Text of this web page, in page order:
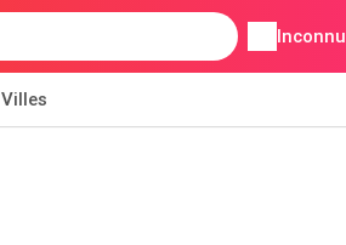
Inconnu
Villes